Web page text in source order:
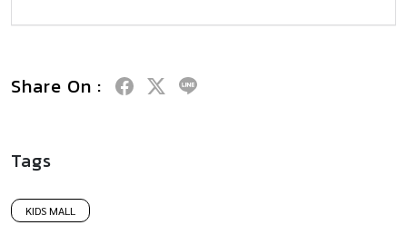
Share On :
Tags
KIDS MALL